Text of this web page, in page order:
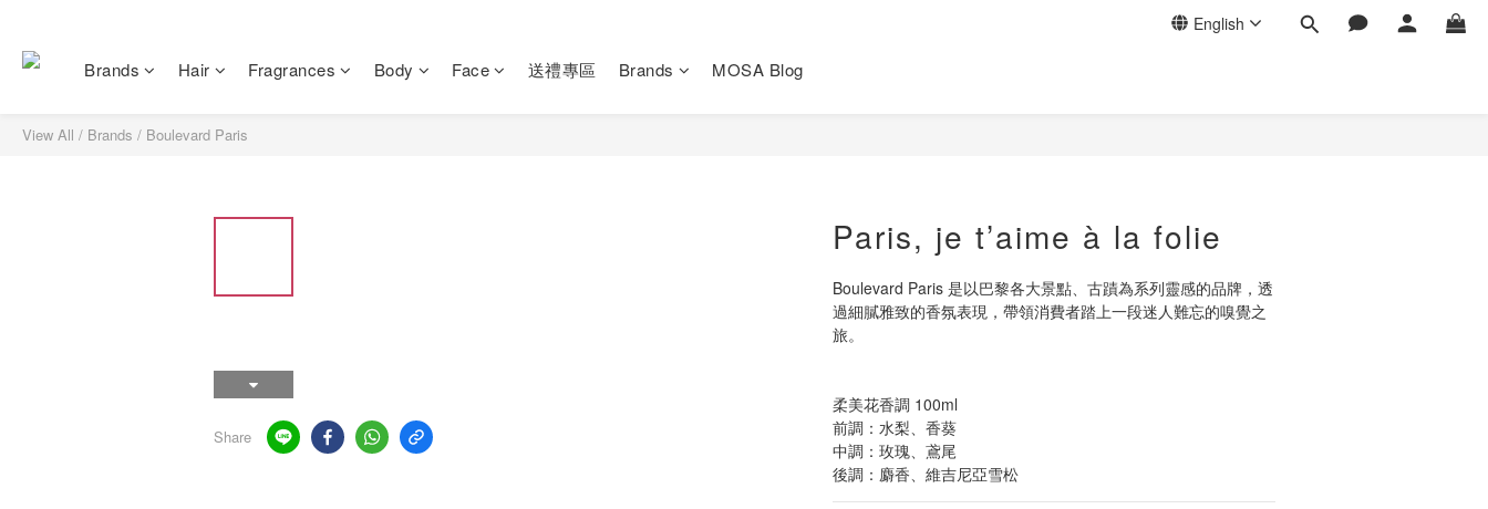
English
Brands Hair Fragrances Body Face 送禮專區 Brands MOSA Blog
View All / Brands / Boulevard Paris
Share
Paris, je t’aime à la folie
Boulevard Paris 是以巴黎各大景點、古蹟為系列靈感的品牌，透
過細膩雅致的香氛表現，帶領消費者踏上一段迷人難忘的嗅覺之
旅。
柔美花香調 100ml
前調：水梨、香葵
中調：玫瑰、鳶尾
後調：麝香、維吉尼亞雪松